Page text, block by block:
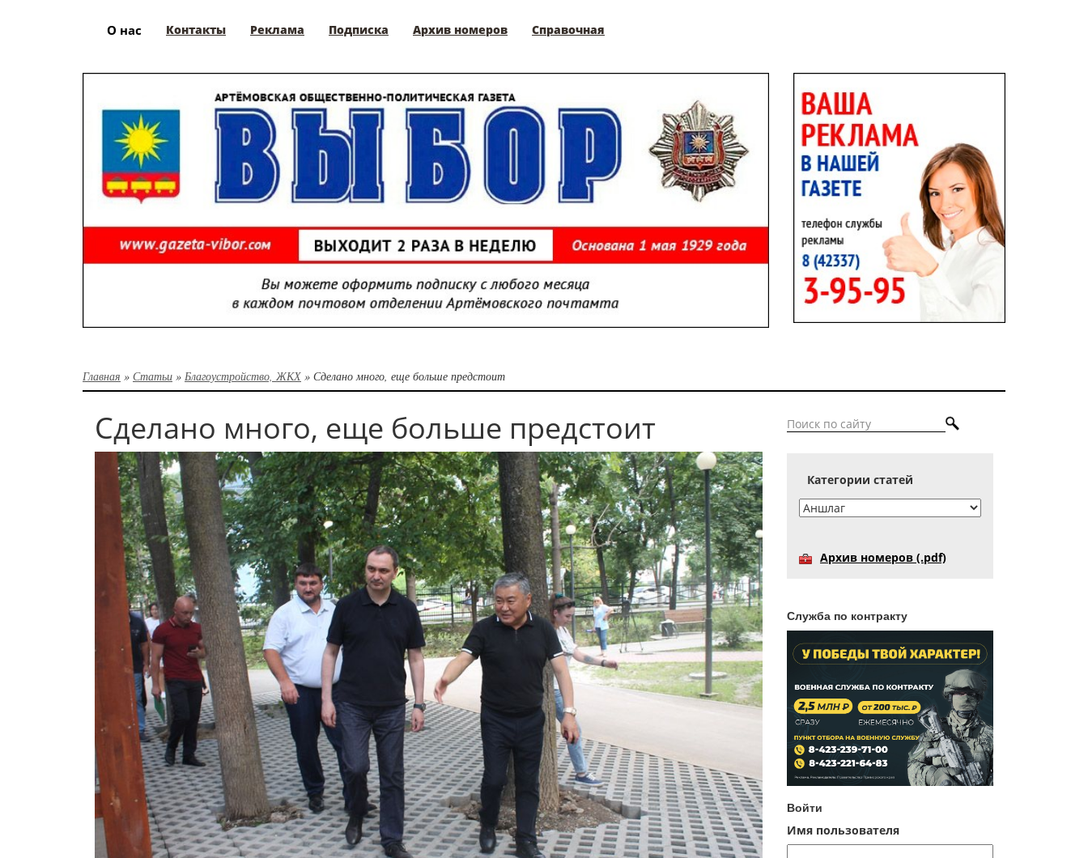
О нас Контакты Реклама Подписка Архив номеров Справочная
Главная » Статьи » Благоустройство, ЖКХ » Сделано много, еще больше предстоит
Сделано много, еще больше предстоит
Категории статей
Архив номеров (.pdf)
Служба по контракту
Войти
Имя пользователя